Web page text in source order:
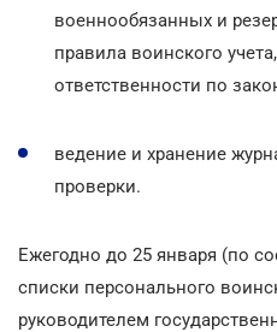
военнообязанных и
правила воинского
ответственности по
ведение и хранение
проверки.
Ежегодно до 25 января (по
списки персонального
руководителем